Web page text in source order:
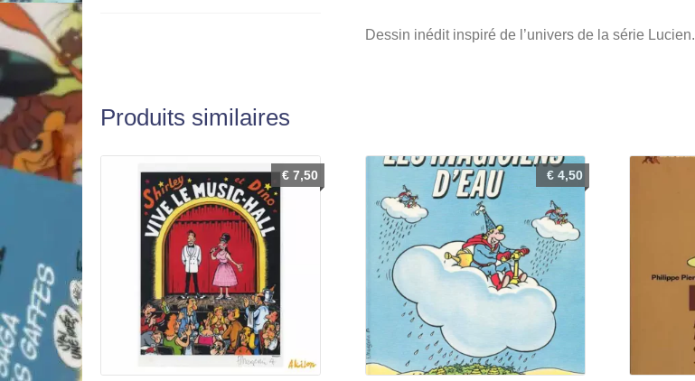
Dessin inédit inspiré de l’univers de la série Lucien.
Produits similaires
€7,50 €4,50